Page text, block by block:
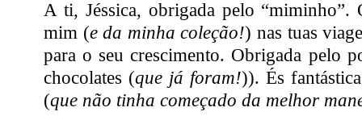
A ti, Jéssica, obrigada pelo “miminho”.
mim (e da minha coleção!) nas tuas
para o seu crescimento. Obrigada pelo
chocolates (que já foram!)). És
(que não tinha começado da melhor